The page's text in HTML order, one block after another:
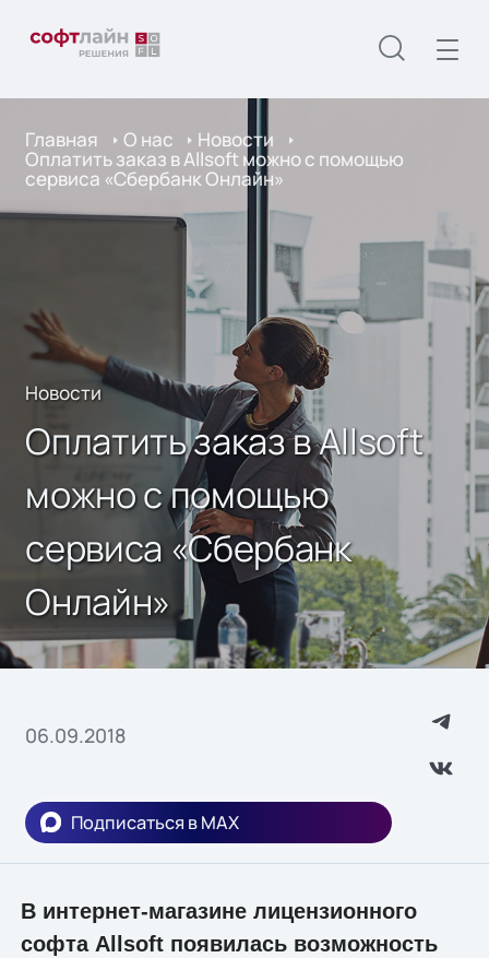
Главная О нас Новости
Оплатить заказ в Allsoft можно с помощью
сервиса «Сбербанк Онлайн»
Новости
Оплатить заказ в Allsoft
можно с помощью
сервиса «Сбербанк
Онлайн»
06.09.2018
Подписаться в MAX
В интернет-магазине лицензионного
софта Allsoft появилась возможность